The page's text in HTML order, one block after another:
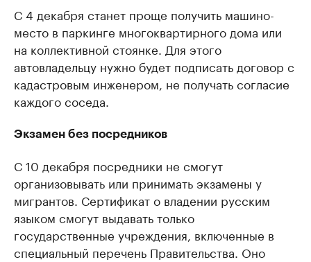
С 4 декабря станет проще получить машино-
место в паркинге многоквартирного дома или
на коллективной стоянке. Для этого
автовладельцу нужно будет подписать договор с
кадастровым инженером, не получать согласие
каждого соседа.
Экзамен без посредников
С 10 декабря посредники не смогут
организовывать или принимать экзамены у
мигрантов. Сертификат о владении русским
языком смогут выдавать только
государственные учреждения, включенные в
специальный перечень Правительства. Оно